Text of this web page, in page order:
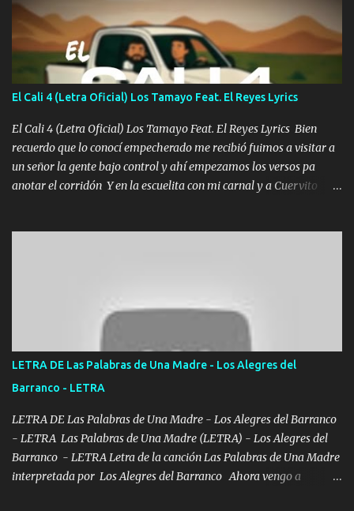
Un gallardo me prendo Para agarrar el vuelo y la mente y
tranquilizando Tomense un buen trago Y así es como empezamos
los versos que voy cantando (Music) A vido alta y bajas La carreta
se atora Pero nunca le aflojamos Ya me han pasado cosas Y
aunque ustedes no sepan Pero la vida es muy corta Hay que
echarle chingazos Y seguir trabajando porque nada es...
El Cali 4 (Letra Oficial) Los Tamayo Feat. El Reyes Lyrics
El Cali 4 (Letra Oficial) Los Tamayo Feat. El Reyes Lyrics Bien
recuerdo que lo conocí empecherado me recibió fuimos a visitar a
un señor la gente bajo control y ahí empezamos los versos pa
anotar el corridón Y en la escuelita con mi carnal y a Cuervito
verde se le extraña pa que sepan Aquí Pura GENTE DE LA RANA 🐸
POR CLAVE ES EL CALI 4 EN LA CIUDAD TIJUANA Música Al
tirante andamos mi carnal atento a cualquier necesidad no porque
se ve limpio el camino nos confiamos al andar y nunca con la
misma piedra me vuelvo a tropezar Cuando ando de enamorado
en corto me tiró a per...
LETRA DE Las Palabras de Una Madre - Los Alegres del
Barranco - LETRA
LETRA DE Las Palabras de Una Madre - Los Alegres del Barranco
- LETRA Las Palabras de Una Madre (LETRA) - Los Alegres del
Barranco - LETRA Letra de la canción Las Palabras de Una Madre
interpretada por Los Alegres del Barranco Ahora vengo a